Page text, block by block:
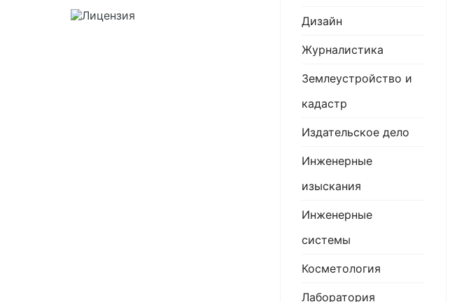
Дизайн
Журналистика
Землеустройство и
кадастр
Издательское дело
Инженерные
изыскания
Инженерные
системы
Косметология
Лаборатория